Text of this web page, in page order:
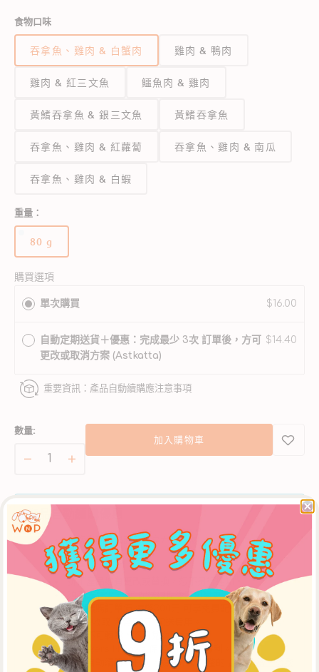
食物口味
吞拿魚、雞肉 & 白蟹肉 雞肉 & 鴨肉
雞肉 & 紅三文魚 鱷魚肉 & 雞肉
黃鰭吞拿魚 & 銀三文魚 黃鰭吞拿魚
吞拿魚、雞肉 & 紅蘿蔔 吞拿魚、雞肉 & 南瓜
吞拿魚、雞肉 & 白蝦
重量：
80 g
版
已
完
無
法
用
購買選項
單次購買 $16.00
自動定期送貨＋優惠：完成最少 3次 訂單後，方可
更改或取消方案 (Astkatta)
$14.40
重要資訊：產品自動續購應注意事項
數量:
吞
拿
雞
白
配
方
吞
雞
肉
白
蟹
肉
配
方
加入購物車
產品自動續購優惠
首次自動續購訂單可享九折優惠
其後訂單95折優惠
折扣產品如有更改或替換，恕不另行通知。
須完成至少 三次 配送週期後方可變更或取消方案。
自動續購訂單滿 港幣300元 可享免費配送服務。否
則，將收取 港幣50元 配送費用。
優惠不可轉讓，不可兌換現金。
Whiskers N Paws 保留修改條款權利。
建立自動續購計劃前，請先細閱完整的
計劃指南、條款